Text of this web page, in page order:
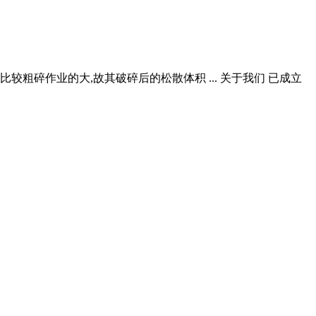
较粗碎作业的大,故其破碎后的松散体积 ... 关于我们 已成立